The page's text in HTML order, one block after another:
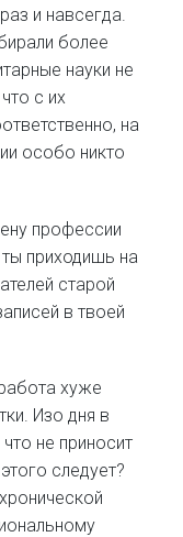
и навсегда.
более
науки не
с их
на
особо никто
профессии
приходишь на
старой
в твоей
хуже
Изо дня в
не приносит
следует?